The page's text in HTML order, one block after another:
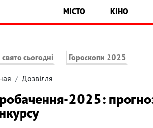
МІСТО КІНО
сьогодні Гороскопи 2025
Дозвілля
2025: